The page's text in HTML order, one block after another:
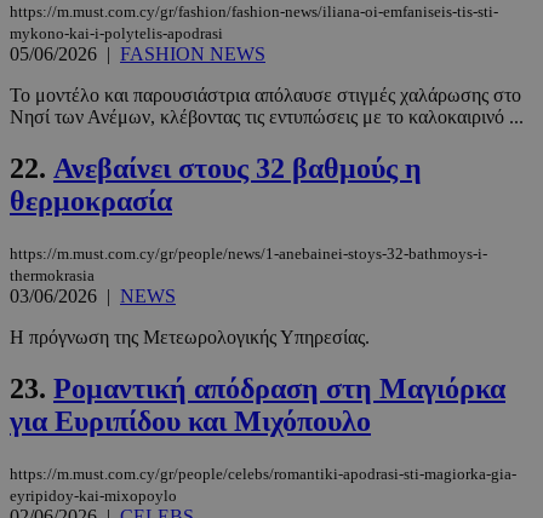
https://m.must.com.cy/gr/fashion/fashion-news/iliana-oi-emfaniseis-tis-sti-
mykono-kai-i-polytelis-apodrasi
05/06/2026 | FASHION NEWS
Το μοντέλο και παρουσιάστρια απόλαυσε στιγμές χαλάρωσης στο
Νησί των Ανέμων, κλέβοντας τις εντυπώσεις με το καλοκαιρινό ...
22. Ανεβαίνει στους 32 βαθμούς η
θερμοκρασία
https://m.must.com.cy/gr/people/news/1-anebainei-stoys-32-bathmoys-i-
thermokrasia
03/06/2026 | NEWS
Η πρόγνωση της Μετεωρολογικής Υπηρεσίας.
23. Ρομαντική απόδραση στη Μαγιόρκα
για Ευριπίδου και Μιχόπουλο
https://m.must.com.cy/gr/people/celebs/romantiki-apodrasi-sti-magiorka-gia-
eyripidoy-kai-mixopoylo
__cf_bm
__cf_bm
Google